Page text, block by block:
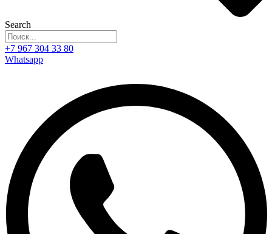
Search
+7 967 304 33 80
Whatsapp